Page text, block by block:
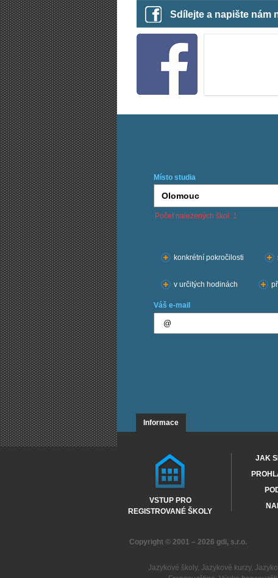
Sdílejte a napište nám
Místo studia
Počet nalezených škol: 1
konkrétní pokročilosti
v určitých hodinách
Váš e-mail
Informace
VSTUP PRO
REGISTROVANÉ ŠKOLY
JAK
Copyright © 2001 – 2026 gdi, s.r.o.
Jazykové školy, Jazykové kurzy,